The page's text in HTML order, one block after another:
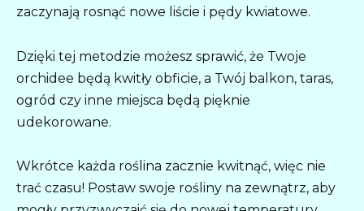
zaczynają rosnąć nowe liście i pędy kwiatowe.
Dzięki tej metodzie możesz sprawić, że Twoje
orchidee będą kwitły obficie, a Twój balkon, taras,
ogród czy inne miejsca będą pięknie
udekorowane.
Wkrótce każda roślina zacznie kwitnąć, więc nie
trać czasu! Postaw swoje rośliny na zewnątrz, aby